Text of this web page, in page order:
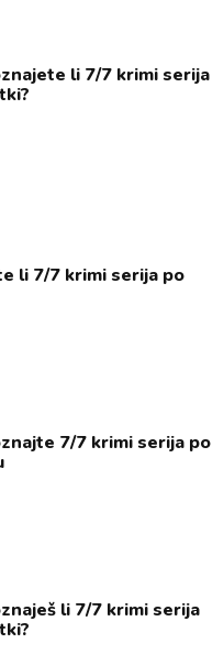
li 7/7 krimi serija
li 7/7 krimi serija po
7/7 krimi serija po
li 7/7 krimi serija